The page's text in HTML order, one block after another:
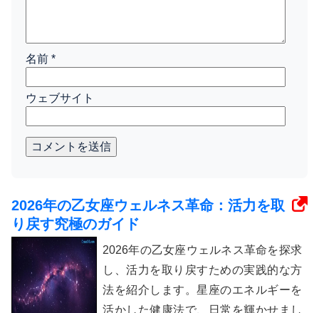
名前 *
ウェブサイト
コメントを送信
2026年の乙女座ウェルネス革命：活力を取
り戻す究極のガイド
2026年の乙女座ウェルネス革命を探求
し、活力を取り戻すための実践的な方
法を紹介します。星座のエネルギーを
活かした健康法で、日常を輝かせまし